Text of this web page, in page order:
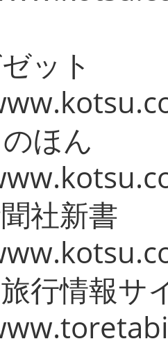
ット
ほん
社新書
行情報サ